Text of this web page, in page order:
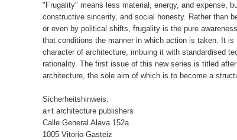
"Frugality" means less material, energy, and expense,
constructive sincerity, and social honesty. Rather than
or even by political shifts, frugality is the pure
that conditions the manner in which action is taken. It
character of architecture, imbuing it with standardised
rationality. The first issue of this new series is titled
architecture, the sole aim of which is to become a
Sicherheitshinweis:
a+t architecture publishers
Calle General Alava 152a
1005 Vitorio-Gasteiz